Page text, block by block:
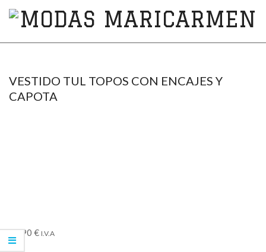
MODAS
VESTIDO TUL TOPOS CON ENCAJES Y
CAPOTA
83,90 € I.V.A